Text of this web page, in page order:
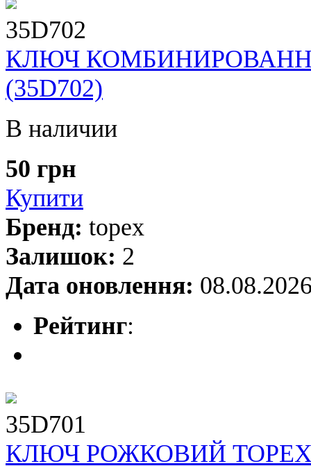
35D702
КЛЮЧ
(35D702)
В наличии
50 грн
Купити
Бренд: topex
Залишок: 2
Дата оновлення:
Рейтинг:
35D701
КЛЮЧ РОЖКОВИЙ TOPEX